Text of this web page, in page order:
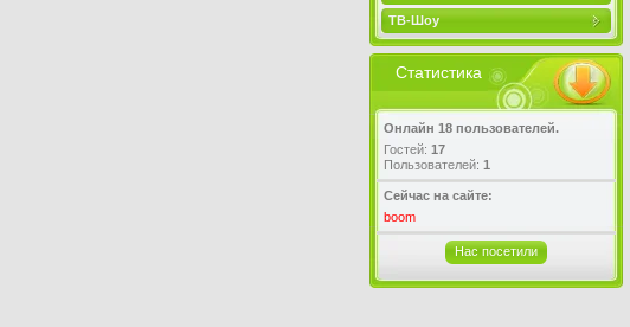
ТВ-Шоу
Статистика
Онлайн 18 пользователей.
Гостей: 17
Пользователей: 1
Сейчас на сайте:
boom
Нас посетили